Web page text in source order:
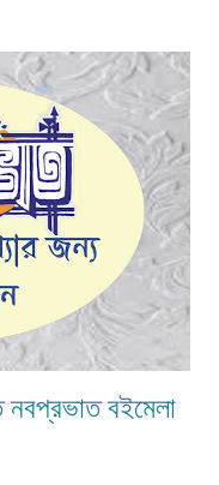
দিন এসে যেত। ভোরবেলায়
যেন এক মঙ্গলময় আবহে ভরে
ব্যস্ততা। পুজোয় আসা
নবপ্রভাত বইমেলা